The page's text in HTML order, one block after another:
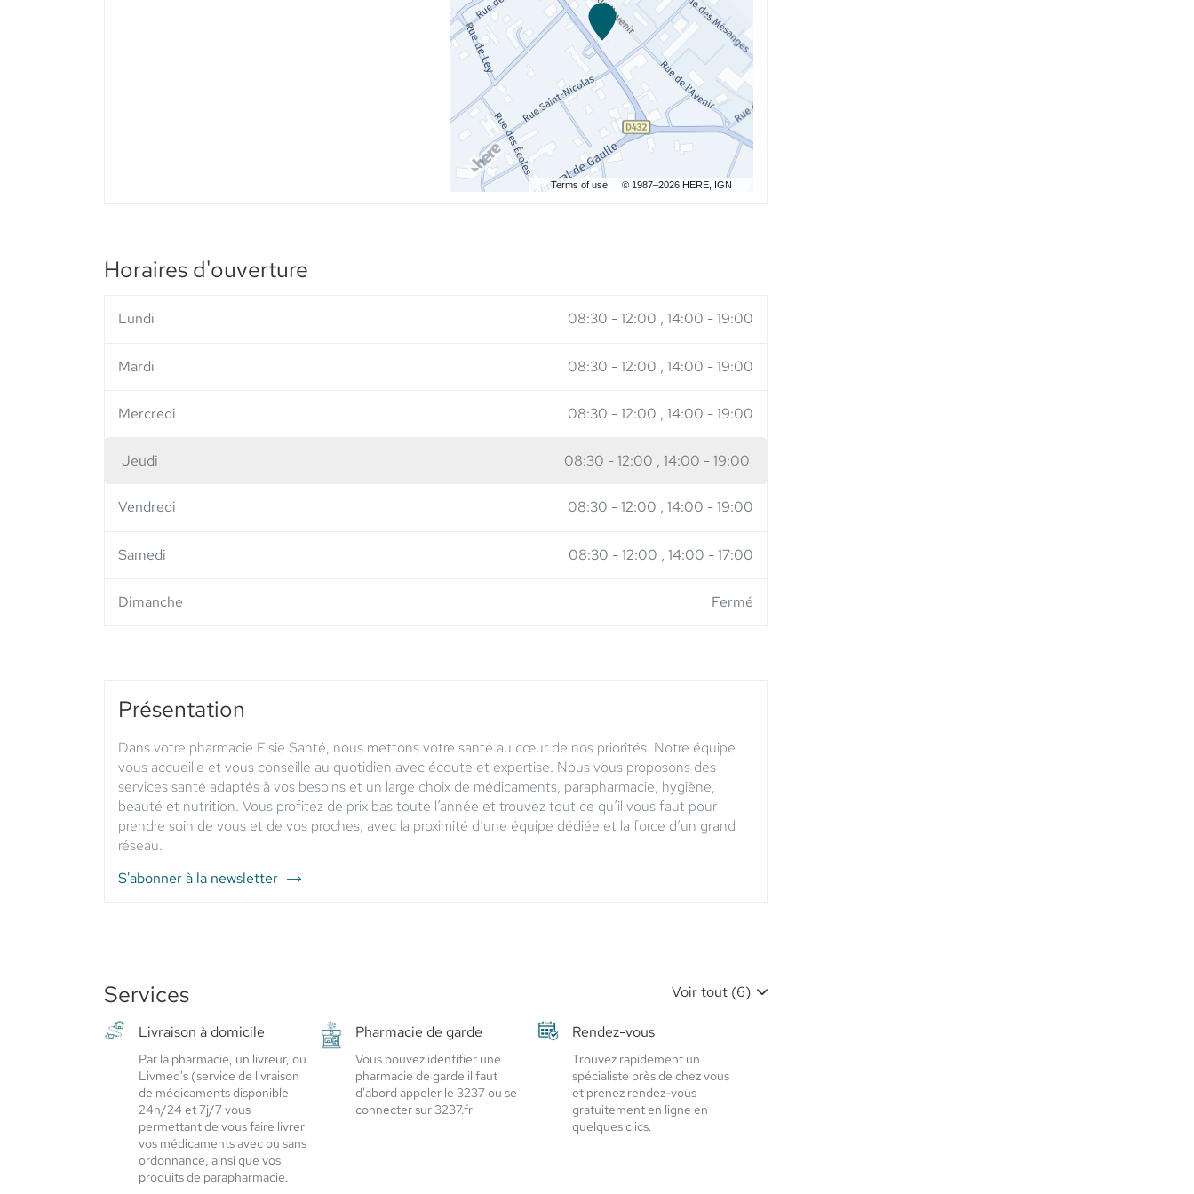
Terms of use © 1987–2026 HERE, IGN
Horaires d'ouverture
Lundi 08:30 -12:00 14:00 -19:00
Mardi 08:30 -12:00 14:00 -19:00
Mercredi 08:30 -12:00 14:00 -19:00
Horaires
d'aujourd'hui
Jeudi 08:30 -12:00 14:00 -19:00
Vendredi 08:30 -12:00 14:00 -19:00
Samedi 08:30 -12:00 14:00 -17:00
Dimanche Fermé
Présentation
Dans votre pharmacie Elsie Santé, nous mettons votre santé au cœur de nos priorités. Notre équipe
vous accueille et vous conseille au quotidien avec écoute et expertise. Nous vous proposons des
services santé adaptés à vos besoins et un large choix de médicaments, parapharmacie, hygiène,
beauté et nutrition. Vous profitez de prix bas toute l’année et trouvez tout ce qu’il vous faut pour
prendre soin de vous et de vos proches, avec la proximité d’une équipe dédiée et la force d’un grand
réseau.
S'abonner à la newsletter
du
LA
VALLEE
DE
L'ILL
Elsie
Santé
Services
Livraison à domicile
Par la pharmacie, un livreur, ou
Livmed's (service de livraison
de médicaments disponible
24h/24 et 7j/7 vous
permettant de vous faire livrer
vos médicaments avec ou sans
ordonnance, ainsi que vos
produits de parapharmacie.
Pharmacie de garde
Vous pouvez identifier une
pharmacie de garde il faut
d'abord appeler le 3237 ou se
connecter sur 3237.fr
Rendez-vous
Trouvez rapidement un
spécialiste près de chez vous
et prenez rendez-vous
gratuitement en ligne en
quelques clics.
Voir tout (6)